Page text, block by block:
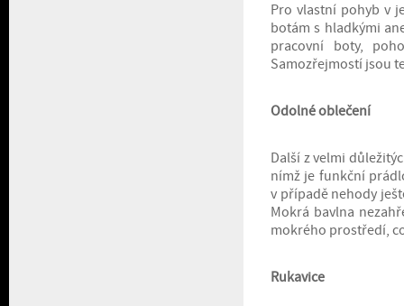
Pro vlastní pohyb v
botám s hladkými
pracovní boty,
Samozřejmostí jsou
Odolné oblečení
Další z velmi
nímž je funkční
v případě nehody
Mokrá bavlna
mokrého prostředí,
Rukavice